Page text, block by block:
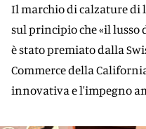
Il marchio di calzature di
sul principio che «il lusso
è stato premiato dalla
Commerce della
innovativa e l'impegno